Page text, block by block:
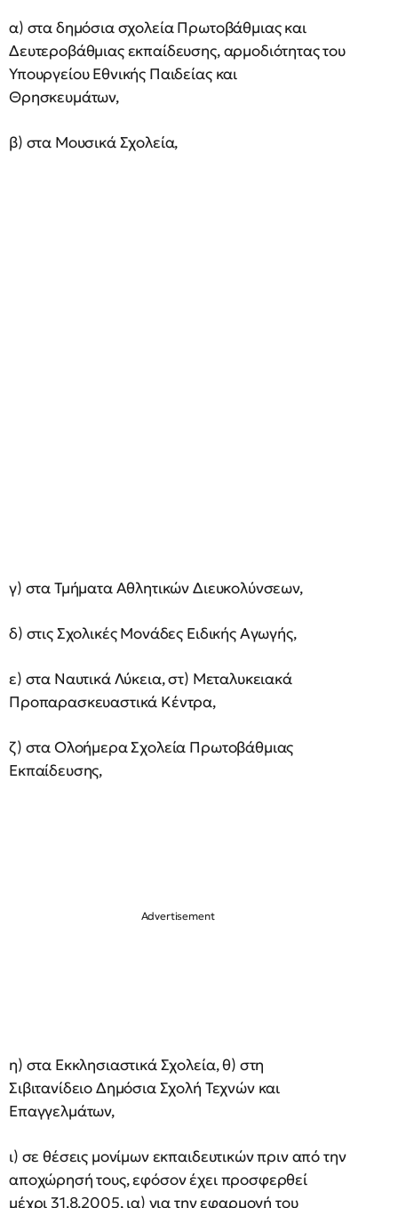
α) στα δημόσια σχολεία Πρωτοβάθμιας και
Δευτεροβάθμιας εκπαίδευσης, αρμοδιότητας του
Υπουργείου Εθνικής Παιδείας και
Θρησκευμάτων,
β) στα Μουσικά Σχολεία,
γ) στα Τμήματα Αθλητικών Διευκολύνσεων,
δ) στις Σχολικές Μονάδες Ειδικής Αγωγής,
ε) στα Ναυτικά Λύκεια, στ) Μεταλυκειακά
Προπαρασκευαστικά Κέντρα,
ζ) στα Ολοήμερα Σχολεία Πρωτοβάθμιας
Εκπαίδευσης,
η) στα Εκκλησιαστικά Σχολεία, θ) στη
Σιβιτανίδειο Δημόσια Σχολή Τεχνών και
Επαγγελμάτων,
ι) σε θέσεις μονίμων εκπαιδευτικών πριν από την
αποχώρησή τους, εφόσον έχει προσφερθεί
μέχρι 31.8.2005, ια) για την εφαρμογή του